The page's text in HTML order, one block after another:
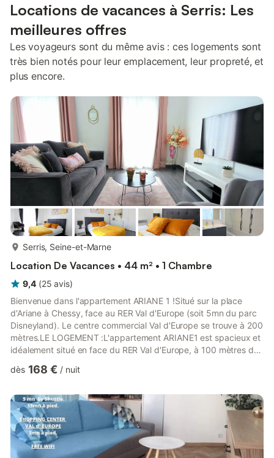
Locations de vacances à Serris: Les
meilleures offres
Les voyageurs sont du même avis : ces logements sont
très bien notés pour leur emplacement, leur propreté, et
plus encore.
Serris, Seine-et-Marne
Location De Vacances • 44 m² • 1 Chambre
9,4 (25 avis)
Bienvenue dans l'appartement ARIANE 1 !Situé sur la place
d'Ariane à Chessy, face au RER Val d'Europe (soit 5mn du parc
Disneyland). Le centre commercial Val d'Europe se trouve à 200
mètres.LE LOGEMENT :L'appartement ARIANE1 est spacieux et
idéalement situé en face du RER Val d'Europe, à 100 mètres du
Paris. - un grand séjour avec un confortable canapé-lit (2
ondes, réfrigérateur/congélateur, lave-vaisselle, machine à café
Nespresso, grille pain, bouilloire, vaisselle et co...
dès 168 € / nuit